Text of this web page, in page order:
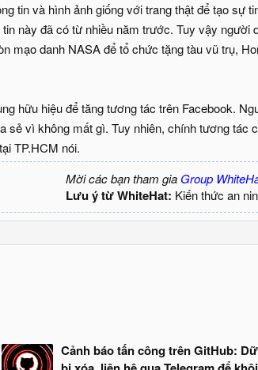
tin và hình ảnh giống với trang thật để tạo sự
này đã có từ nhiều năm trước. Tuy vậy
mạo danh NASA để tổ chức tặng tàu vũ trụ,
hữu hiệu để tăng tương tác trên Facebook.
sẻ vì không mất gì. Tuy nhiên, chính tương tác
TP.HCM nói.
Mời các bạn tham gia Group
Lưu ý từ WhiteHat: Kiến thức an
Cảnh báo tấn công trên GitHub: